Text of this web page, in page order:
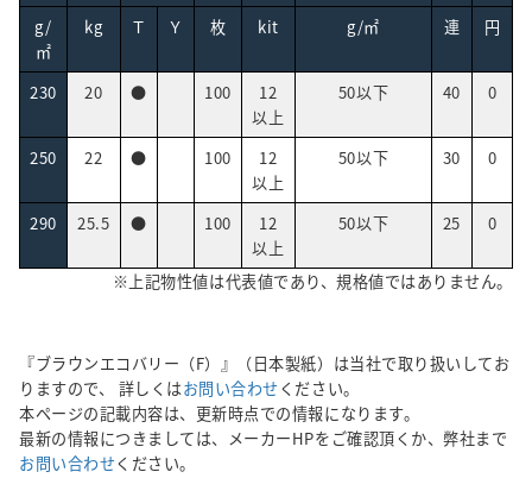
g/
㎡
kg Ｔ Ｙ 枚 kit g/㎡ 連 円
230 20 ● 100
12
以上
50以下 40 0
250 22 ● 100
12
以上
50以下 30 0
290 25.5 ● 100
12
以上
50以下 25 0
※上記物性値は代表値であり、規格値ではありません。
『ブラウンエコバリー（F）』（日本製紙）は当社で取り扱いしてお
りますので、 詳しくはお問い合わせ ください。
本ページの記載内容は、更新時点での情報になります。
最新の情報につきましては、メーカーHPをご確認頂くか、弊社まで
お問い合わせください。